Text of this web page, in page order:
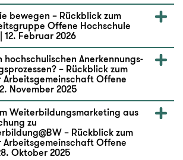
bewegen – Rückblick zum
Offene Hochschule
Februar 2026
hochschulischen Anerkennungs-
– Rückblick zum
Arbeitsgemeinschaft Offene
November 2025
Weiterbildungsmarketing aus
zu
– Rückblick zum
Arbeitsgemeinschaft Offene
Oktober 2025